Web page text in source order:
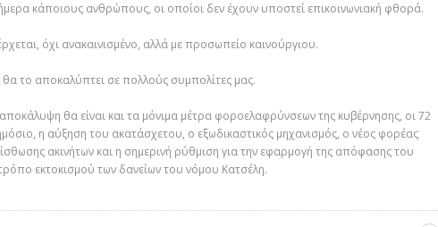
κάποιους ανθρώπους, οι οποίοι δεν έχουν υποστεί επικοινωνιακή φθορά.
όχι ανακαινισμένο, αλλά με προσωπείο καινούργιου.
θα το αποκαλύπτει σε πολλούς συμπολίτες μας.
θα είναι και τα μόνιμα μέτρα φοροελαφρύνσεων της κυβέρνησης, οι 72
η αύξηση του ακατάσχετου, ο εξωδικαστικός μηχανισμός, ο νέος φορέας
ακινήτων και η σημερινή ρύθμιση για την εφαρμογή της απόφασης του
εκτοκισμού των δανείων του νόμου Κατσέλη.